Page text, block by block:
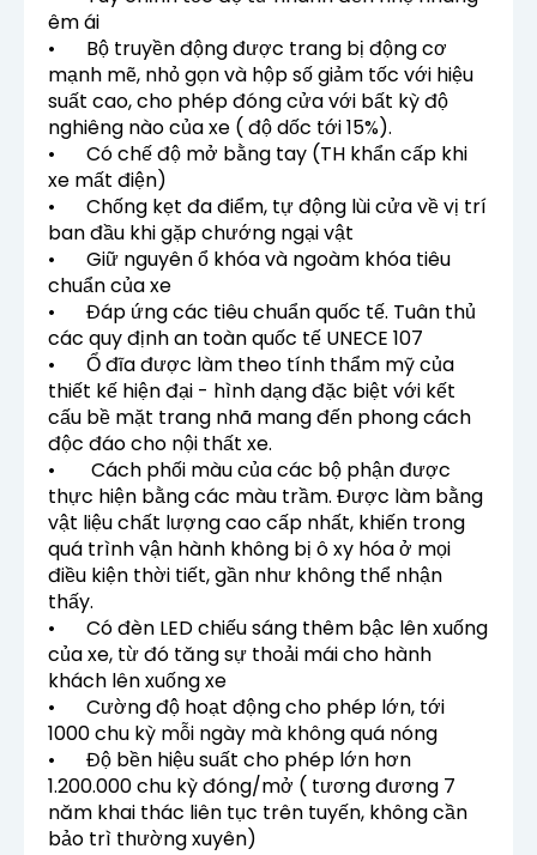
êm ái
•
Bộ truyền động được trang bị động cơ
mạnh mẽ, nhỏ gọn và hộp số giảm tốc với hiệu
suất cao, cho phép đóng cửa với bất kỳ độ
nghiêng nào của xe ( độ dốc tới 15%).
•
Có chế độ mở bằng tay (TH khẩn cấp khi
xe mất điện)
•
Chống kẹt đa điểm, tự động lùi cửa về vị trí
ban đầu khi gặp chướng ngại vật
•
Giữ nguyên ổ khóa và ngoàm khóa tiêu
chuẩn của xe
•
Đáp ứng các tiêu chuẩn quốc tế. Tuân thủ
các quy định an toàn quốc tế UNECE 107
•
Ổ đĩa được làm theo tính thẩm mỹ của
thiết kế hiện đại - hình dạng đặc biệt với kết
cấu bề mặt trang nhã mang đến phong cách
độc đáo cho nội thất xe.
•
Cách phối màu của các bộ phận được
thực hiện bằng các màu trầm. Được làm bằng
vật liệu chất lượng cao cấp nhất, khiến trong
quá trình vận hành không bị ô xy hóa ở mọi
điều kiện thời tiết, gần như không thể nhận
thấy.
•
Có đèn LED chiếu sáng thêm bậc lên xuống
của xe, từ đó tăng sự thoải mái cho hành
khách lên xuống xe
•
Cường độ hoạt động cho phép lớn, tới
1000 chu kỳ mỗi ngày mà không quá nóng
•
Độ bền hiệu suất cho phép lớn hơn
1.200.000 chu kỳ đóng/mở ( tương đương 7
năm khai thác liên tục trên tuyến, không cần
bảo trì thường xuyên)